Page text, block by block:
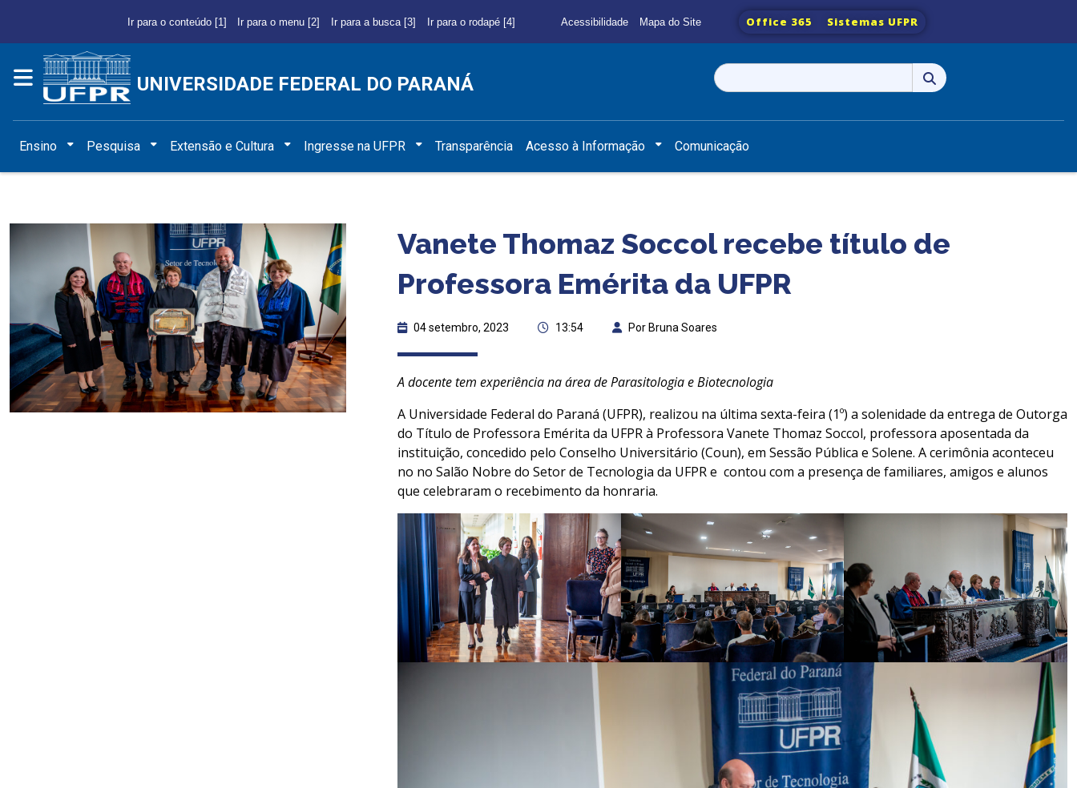
Ir para o conteúdo [1] Ir para o menu [2] Ir para a busca [3] Ir para o rodapé [4] Acessibilidade Mapa do Site Office 365 Sistemas UFPR
UNIVERSIDADE FEDERAL DO PARANÁ
Pesquisar
por:
Ensino Pesquisa Extensão e Cultura Ingresse na UFPR Transparência Acesso à Informação Comunicação
Vanete Thomaz Soccol recebe título de
Professora Emérita da UFPR
04 setembro, 2023 13:54 Por Bruna Soares
A docente tem experiência na área de Parasitologia e Biotecnologia
A Universidade Federal do Paraná (UFPR), realizou na última sexta-feira (1º) a solenidade da entrega de Outorga
do Título de Professora Emérita da UFPR à Professora Vanete Thomaz Soccol, professora aposentada da
instituição, concedido pelo Conselho Universitário (Coun), em Sessão Pública e Solene. A cerimônia aconteceu
no no Salão Nobre do Setor de Tecnologia da UFPR e contou com a presença de familiares, amigos e alunos
que celebraram o recebimento da honraria.